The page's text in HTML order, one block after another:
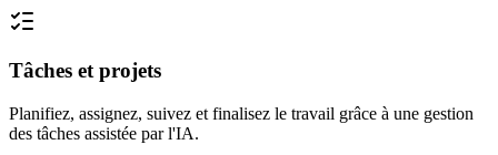
Tâches et projets
Planifiez, assignez, suivez et finalisez le travail grâce à une gestion
des tâches assistée par l'IA.